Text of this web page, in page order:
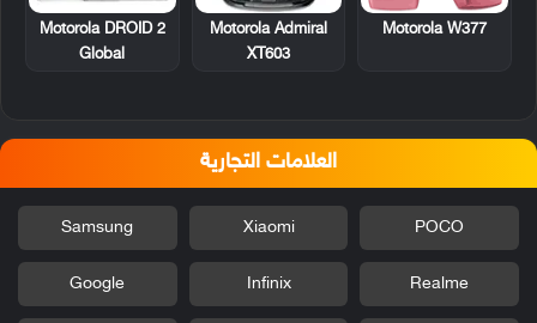
Motorola W377
Motorola Admiral
XT603
Motorola DROID 2
Global
العلامات التجارية
POCO
Xiaomi
Samsung
Realme
Infinix
Google